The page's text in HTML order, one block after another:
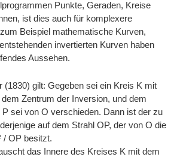
Punkte, Geraden, Kreise
ist dies auch für komplexere
Beispiel mathematische Kurven,
invertierten Kurven haben
Aussehen.
(1830) gilt: Gegeben sei ein Kreis K mit
Zentrum der Inversion, und dem
P sei von O verschieden. Dann ist der zu
auf dem Strahl OP, der von O die
/ OP besitzt.
das Innere des Kreises K mit dem